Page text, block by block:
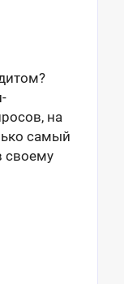
на
самый
своему